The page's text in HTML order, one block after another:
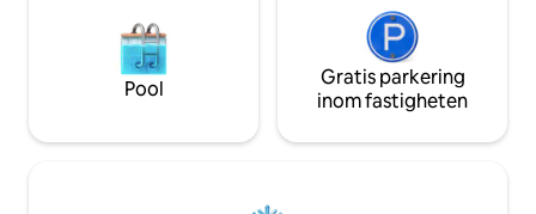
Pool
Gratis parkering
inom fastigheten